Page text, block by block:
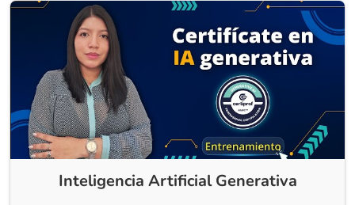
Inteligencia Artificial Generativa